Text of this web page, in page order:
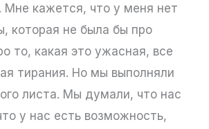
кажется, что у меня нет
которая не была бы про
то, какая это ужасная, все
тирания. Но мы выполняли
листа. Мы думали, что нас
у нас есть возможность,